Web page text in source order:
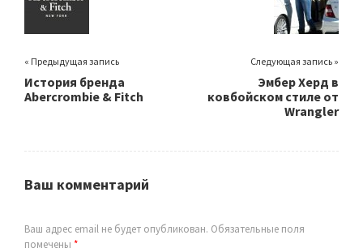
« Предыдущая запись
История бренда
Abercrombie & Fitch
Следующая запись »
Эмбер Херд в
ковбойском стиле от
Wrangler
Ваш комментарий
Ваш адрес email не будет опубликован. Обязательные поля
помечены *